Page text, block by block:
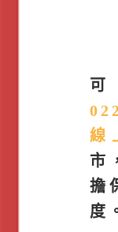
線
市
擔
度